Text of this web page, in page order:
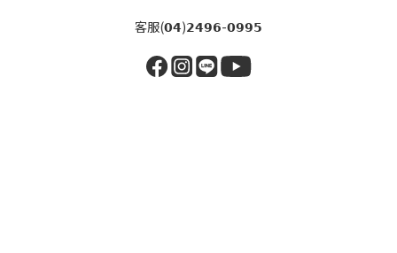
客服(𝟬𝟰)𝟮𝟰𝟵𝟲-𝟬𝟵𝟵𝟱